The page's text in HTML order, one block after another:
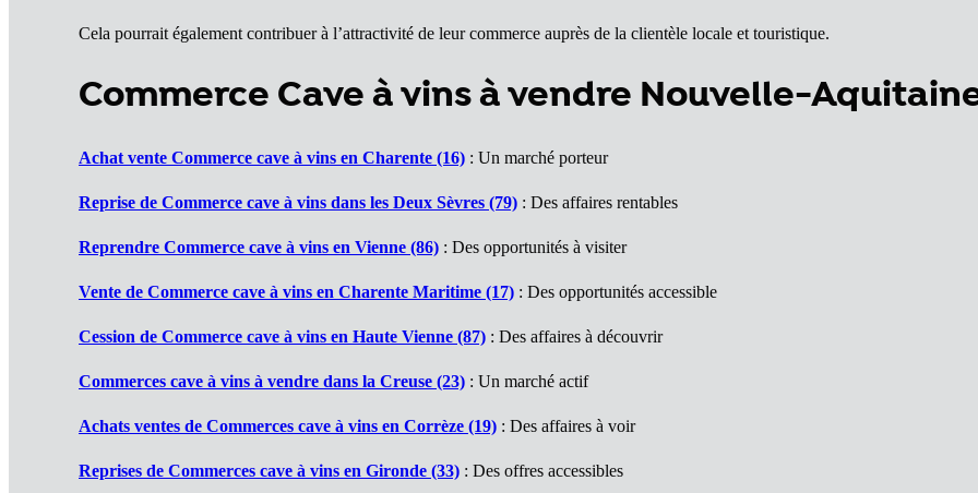
Cela pourrait également contribuer à l’attractivité de leur commerce auprès de la clientèle locale et touristique.
Commerce Cave à vins à vendre Nouvelle-
Achat vente Commerce cave à vins en Charente (16) : Un marché porteur
Reprise de Commerce cave à vins dans les Deux Sèvres (79) : Des affaires rentables
Reprendre Commerce cave à vins en Vienne (86) : Des opportunités à visiter
Vente de Commerce cave à vins en Charente Maritime (17) : Des opportunités accessible
Cession de Commerce cave à vins en Haute Vienne (87) : Des affaires à découvrir
Commerces cave à vins à vendre dans la Creuse (23) : Un marché actif
Achats ventes de Commerces cave à vins en Corrèze (19) : Des affaires à voir
Reprises de Commerces cave à vins en Gironde (33) : Des offres accessibles